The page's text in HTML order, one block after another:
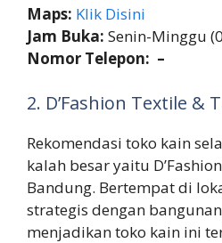
Maps: Klik Disini
Jam Buka: Senin-Minggu
Nomor Telepon: –
2. D’Fashion Textile &
Rekomendasi toko kain
kalah besar yaitu
Bandung. Bertempat di
strategis dengan
menjadikan toko kain ini